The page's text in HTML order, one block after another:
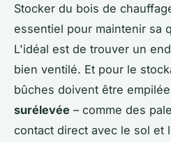
Stocker du bois de
essentiel pour maintenir sa
L'idéal est de trouver un
bien ventilé. Et pour le
bûches doivent être
surélevée – comme des
contact direct avec le sol et